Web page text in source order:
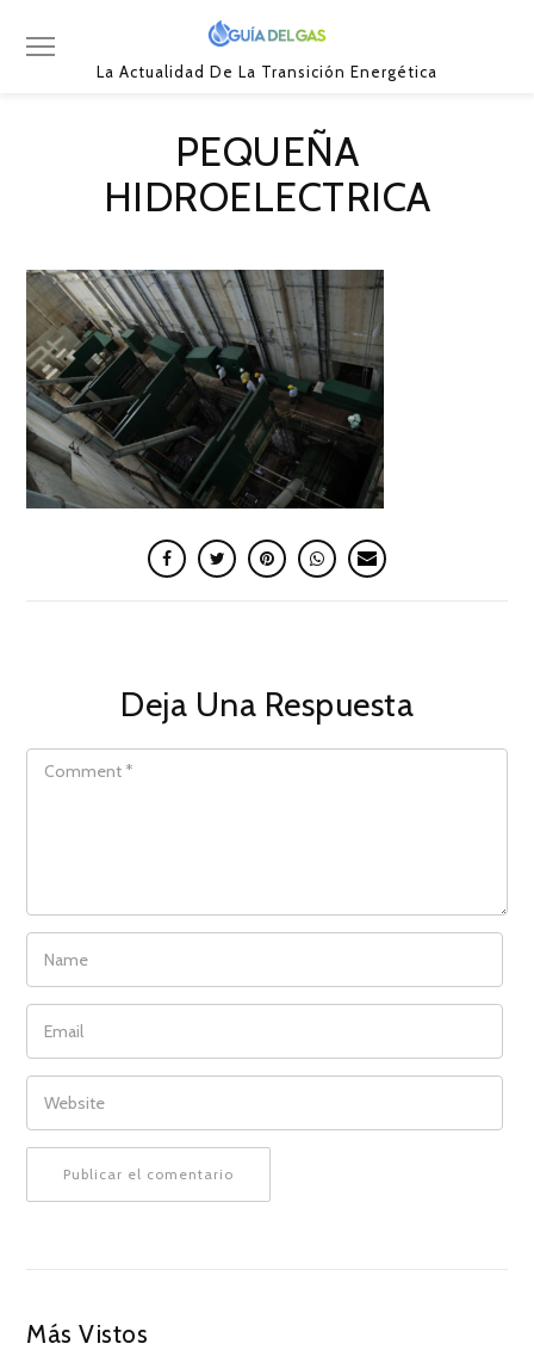
La Actualidad De La Transición Energética
PEQUEÑA
HIDROELECTRICA
Deja Una Respuesta
COMMENT
NAME
EMAIL
WEBSITE
Más Vistos